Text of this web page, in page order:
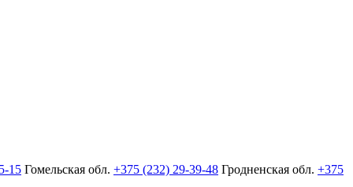
15 Гомельская обл. +375 (232) 29-39-48 Гродненская обл. +375